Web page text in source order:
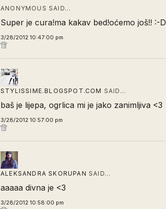
ANONYMOUS SAID…
Super je cura!ma kakav bed!oćemo još!! :-D
3/28/2012 10:47:00 pm
STYLISSIME.BLOGSPOT.COM SAID…
baš je lijepa, ogrlica mi je jako zanimljiva <3
3/28/2012 10:57:00 pm
ALEKSANDRA SKORUPAN SAID…
aaaaa divna je <3
3/28/2012 10:58:00 pm